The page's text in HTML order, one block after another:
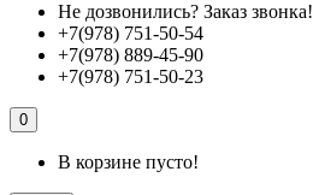
Не дозвонились? Заказ звонка!
+7(978) 751-50-54
+7(978) 889-45-90
+7(978) 751-50-23
0
В корзине пусто!